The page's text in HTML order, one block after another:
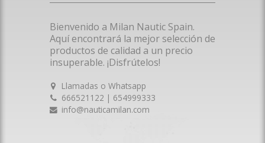
Bienvenido a Milan Nautic Spain.
Aquí encontrará la mejor selección de
productos de calidad a un precio
insuperable. ¡Disfrútelos!
Llamadas o Whatsapp
666521122 | 654999333
info@nauticamilan.com